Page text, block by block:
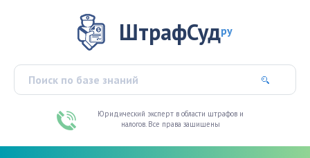
ШтрафСудру
Юридический эксперт в области штрафов и
налогов. Все права защищены